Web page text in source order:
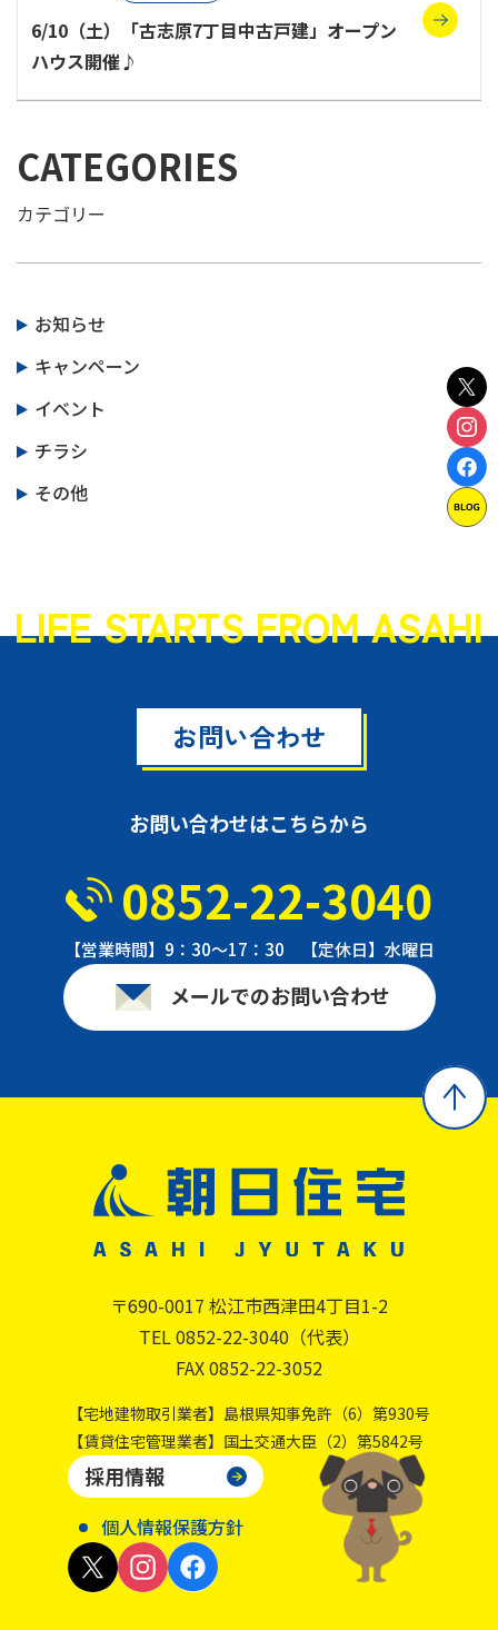
CATEGORIES
カテゴリー
お知らせ
キャンペーン
イベント
チラシ
その他
6/10（土）「古志原7丁目中古戸建」オープン
ハウス開催♪
LIFE STARTS FROM ASAHI
お問い合わせ
お問い合わせはこちらから
0852-22-3040
【営業時間】9：30〜17：30 【定休日】水曜日
メールでのお問い合わせ
〒690-0017 松江市西津田4丁目1-2
TEL 0852-22-3040（代表）
FAX 0852-22-3052
【宅地建物取引業者】島根県知事免許（6）第930号
【賃貸住宅管理業者】国土交通大臣（2）第5842号
採用情報
個人情報保護方針